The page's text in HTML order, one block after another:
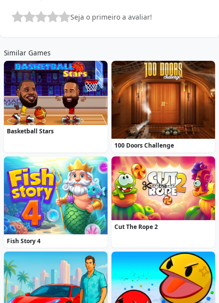
Seja o primeiro a avaliar!
Similar Games
Basketball Stars
100 Doors Challenge
Fish Story 4
Cut The Rope 2